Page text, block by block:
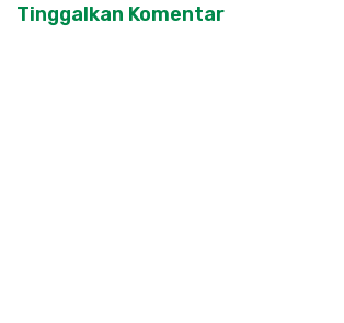
Tinggalkan Komentar